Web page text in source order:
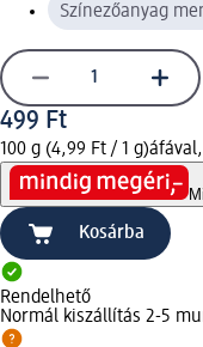
Színezőanyag
499 Ft
100 g (4,99 Ft / 1 g)
Kosárba
Rendelhető
Normál kiszállítás 2-5